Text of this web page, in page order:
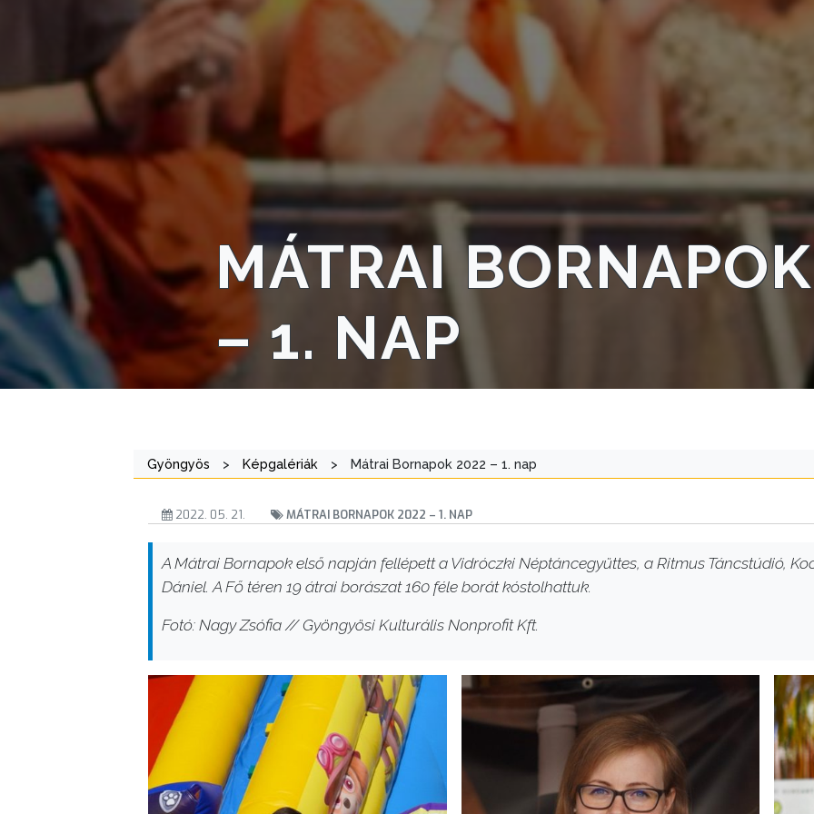
NYOMTATVÁNYOK
ÜGYINTÉZÉS
TESTÜLETI
ANYAGOK
KISTÉRSÉG
GEOTERM-
GYÖNGYÖS
MÁTRAI
– 1. NAP
Gyöngyös > Képgalériák > Mátrai Bornapok 2022 – 1. nap
2022. 05. 21. MÁTRAI BORNAPOK 2022 – 1. NAP
A Mátrai Bornapok első napján fellépett a Vidróczki Néptáncegyüttes, a Ritmus Táncstúdió,
Dániel. A Fő téren 19 átrai borászat 160 féle borát kóstolhattuk.
Fotó: Nagy Zsófia // Gyöngyösi Kulturális Nonprofit Kft.